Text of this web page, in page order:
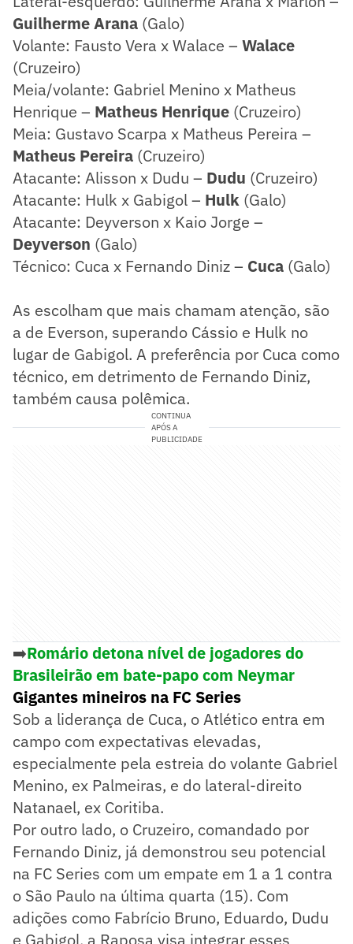
Guilherme Arana (Galo)
Volante: Fausto Vera x Walace – Walace
(Cruzeiro)
Meia/volante: Gabriel Menino x Matheus
Henrique – Matheus Henrique (Cruzeiro)
Meia: Gustavo Scarpa x Matheus Pereira –
Matheus Pereira (Cruzeiro)
Atacante: Alisson x Dudu – Dudu (Cruzeiro)
Atacante: Hulk x Gabigol – Hulk (Galo)
Atacante: Deyverson x Kaio Jorge –
Deyverson (Galo)
Técnico: Cuca x Fernando Diniz – Cuca (Galo)
As escolham que mais chamam atenção, são
a de Everson, superando Cássio e Hulk no
lugar de Gabigol. A preferência por Cuca como
técnico, em detrimento de Fernando Diniz,
também causa polêmica.
CONTINUA
APÓS A
PUBLICIDADE
➡️Romário detona nível de jogadores do
Brasileirão em bate-papo com Neymar
Gigantes mineiros na FC Series
Sob a liderança de Cuca, o Atlético entra em
campo com expectativas elevadas,
especialmente pela estreia do volante Gabriel
Menino, ex Palmeiras, e do lateral-direito
Natanael, ex Coritiba.
Por outro lado, o Cruzeiro, comandado por
Fernando Diniz, já demonstrou seu potencial
na FC Series com um empate em 1 a 1 contra
o São Paulo na última quarta (15). Com
adições como Fabrício Bruno, Eduardo, Dudu
e Gabigol, a Raposa visa integrar esses